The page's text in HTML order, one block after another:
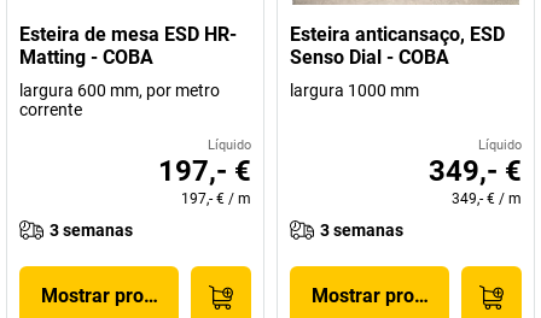
Esteira de mesa ESD HR-
Matting - COBA
largura 600 mm, por metro
corrente
Líquido
197,- €
197,- € / m
3 semanas
Mostrar produto
Esteira anticansaço, ESD
Senso Dial - COBA
largura 1000 mm
Líquido
349,- €
349,- € / m
3 semanas
Mostrar produto